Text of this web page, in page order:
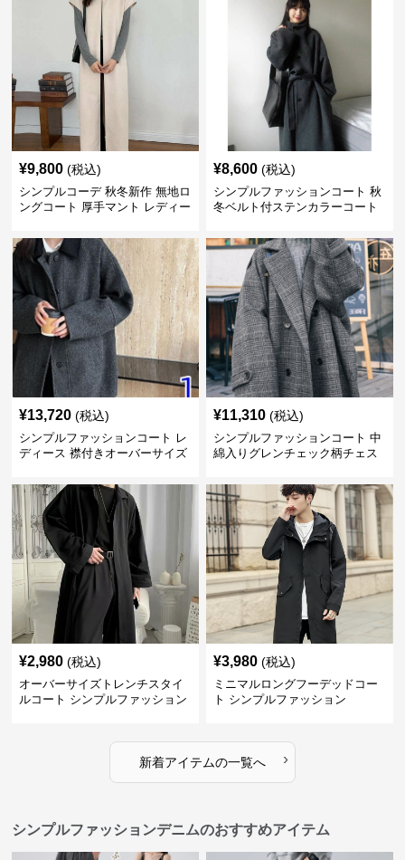
¥9,800 (税込)
シンプルコーデ 秋冬新作 無地ロ
ングコート 厚手マント レディー
¥8,600 (税込)
シンプルファッションコート 秋
冬ベルト付ステンカラーコート
¥13,720 (税込)
シンプルファッションコート レ
ディース 襟付きオーバーサイズ
¥11,310 (税込)
シンプルファッションコート 中
綿入りグレンチェック柄チェス
¥2,980 (税込)
オーバーサイズトレンチスタイ
ルコート シンプルファッション
¥3,980 (税込)
ミニマルロングフーデッドコー
ト シンプルファッション
新着アイテムの一覧へ ›
シンプルファッションデニムのおすすめアイテム